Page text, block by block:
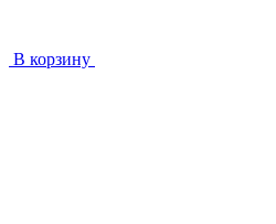
В корзину